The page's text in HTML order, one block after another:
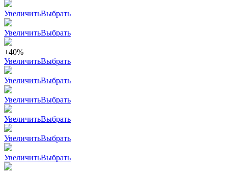
УвеличитьВыбрать
УвеличитьВыбрать
+40%
УвеличитьВыбрать
УвеличитьВыбрать
УвеличитьВыбрать
УвеличитьВыбрать
УвеличитьВыбрать
УвеличитьВыбрать